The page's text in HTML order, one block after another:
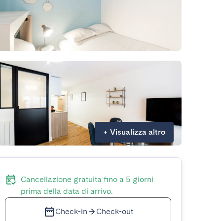
+ Visualizza altro
Cancellazione gratuita fino a 5 giorni
prima della data di arrivo.
Check-in Check-out